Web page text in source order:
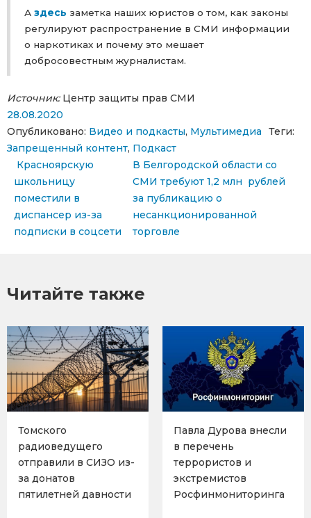
А здесь заметка наших юристов о том, как законы
регулируют распространение в СМИ информации
о наркотиках и почему это мешает
добросовестным журналистам.
Источник:Центр защиты прав СМИ
28.08.2020
Опубликовано: Видео и подкасты, Мультимедиа
Теги:
Запрещенный контент, Подкаст
Навигация по записям
Красноярскую
школьницу
поместили в
диспансер из-за
подписки в соцсети
В Белгородской области со
СМИ требуют 1,2 млн рублей
за публикацию о
несанкционированной
торговле
Читайте также
Томского
радиоведущего
отправили в СИЗО из-
за донатов
пятилетней давности
Павла Дурова внесли
в перечень
террористов и
экстремистов
Росфинмониторинга